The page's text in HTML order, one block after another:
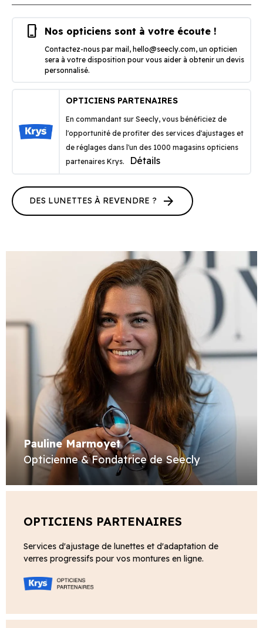
phone_iphone Nos opticiens sont à votre écoute !
Contactez-nous par mail, hello@seecly.com, un opticien
sera à votre disposition pour vous aider à obtenir un devis
personnalisé.
OPTICIENS PARTENAIRES
En commandant sur Seecly, vous bénéficiez de
l'opportunité de profiter des services d'ajustages et
de réglages dans l'un des 1000 magasins opticiens
partenaires Krys.
Détails
DES LUNETTES À REVENDRE ? arrow_forward
Pauline Marmoyet
Opticienne & Fondatrice de Seecly
OPTICIENS PARTENAIRES
Services d'ajustage de lunettes et d'adaptation de
verres progressifs pour vos montures en ligne.